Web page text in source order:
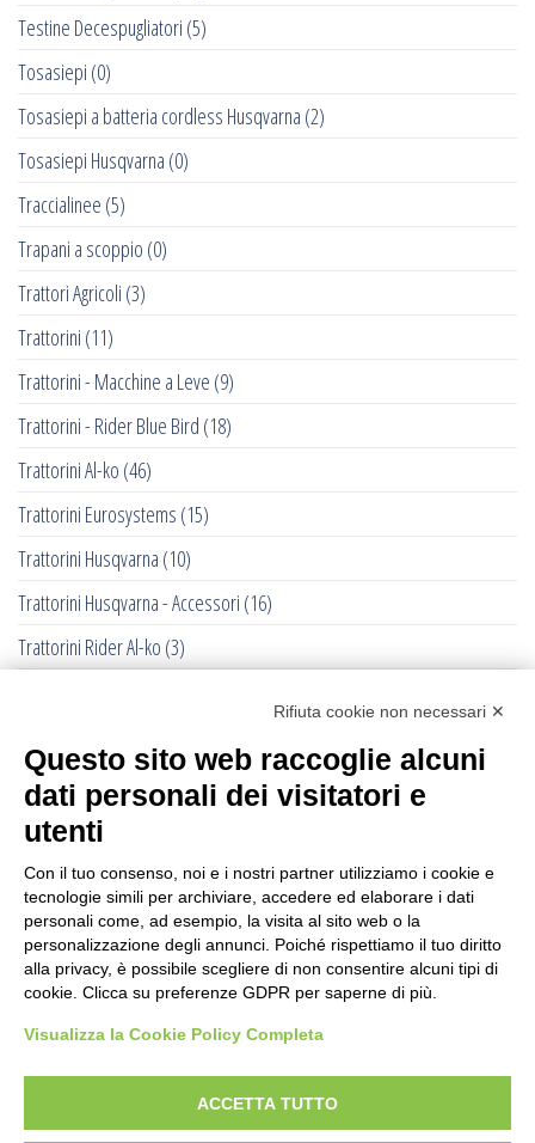
Testine Decespugliatori (5)
Tosasiepi (0)
Tosasiepi a batteria cordless Husqvarna (2)
Tosasiepi Husqvarna (0)
Traccialinee (5)
Trapani a scoppio (0)
Trattori Agricoli (3)
Trattorini (11)
Trattorini - Macchine a Leve (9)
Trattorini - Rider Blue Bird (18)
Trattorini Al-ko (46)
Trattorini Eurosystems (15)
Trattorini Husqvarna (10)
Trattorini Husqvarna - Accessori (16)
Trattorini Rider Al-ko (3)
Trattorini Rider Husqvarna - Piatti di taglio
(6)
Trinciasarmenti
Trinciatutto Trattorino(7)
Troncarami manuali (3)
Troncatrici a catena diamanta (0)
Troncatrici Manuali Elettriche(2)
Turbine da neve(0)
Verricelli a scoppio(12)
Rifiuta cookie non necessari ✕
Questo sito web raccoglie alcuni
dati personali dei visitatori e
utenti
Con il tuo consenso, noi e i nostri partner utilizziamo i cookie e
tecnologie simili per archiviare, accedere ed elaborare i dati
personali come, ad esempio, la visita al sito web o la
personalizzazione degli annunci. Poiché rispettiamo il tuo diritto
alla privacy, è possibile scegliere di non consentire alcuni tipi di
cookie. Clicca su preferenze GDPR per saperne di più.
Visualizza la Cookie Policy Completa
ACCETTA TUTTO